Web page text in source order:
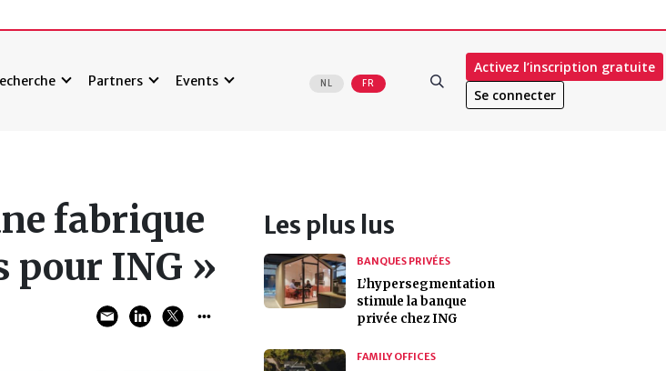
Partners Events NL FR
Activez l’inscription gratuite
Se connecter
fabrique
pour ING »
Les plus lus
BANQUES PRIVÉES
L’hypersegmentation
stimule la banque
privée chez ING
FAMILY OFFICES